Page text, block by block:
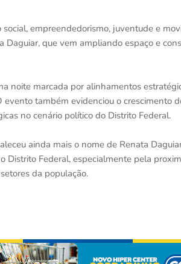
empreendedorismo, juventude e
que vem ampliando espaço e
noite marcada por alinhamentos
também evidenciou o crescimento
no cenário político do Distrito Federal.
ainda mais o nome de Renata
Distrito Federal, especialmente pela
da população.